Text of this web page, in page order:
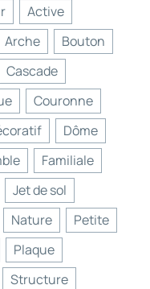
Active
Arche
Bouton
Cascade
Couronne
Dôme
Familiale
Jet de sol
Nature
Petite
Plaque
Structure